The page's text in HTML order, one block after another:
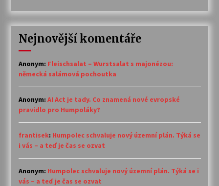
Nejnovější komentáře
Anonym: Fleischsalat – Wurstsalat s majonézou:
německá salámová pochoutka
Anonym: AI Act je tady. Co znamená nové evropské
pravidlo pro Humpoláky?
frantisek: Humpolec schvaluje nový územní plán. Týká se
i vás – a teď je čas se ozvat
Anonym: Humpolec schvaluje nový územní plán. Týká se i
vás – a teď je čas se ozvat